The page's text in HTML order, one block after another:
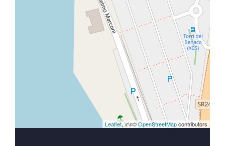
Leaflet, \r\n©OpenStreetMapcontributors